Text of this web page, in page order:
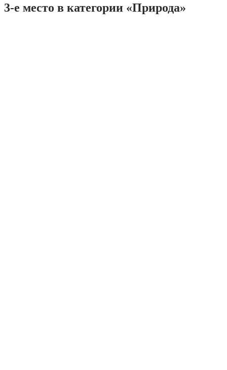
3-е место в категории «Природа»